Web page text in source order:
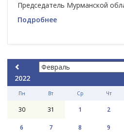
Председатель Мурманской
Подробнее
2022
Пн Вт Ср Чт
30 31 1 2
6 7 8 9